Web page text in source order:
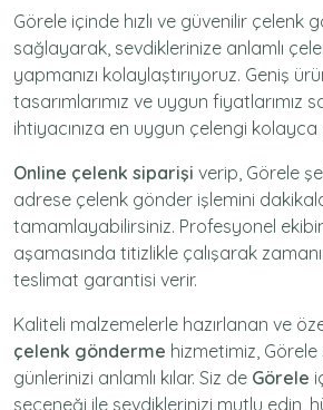
Görele içinde hızlı ve güvenilir çelenk
sağlayarak, sevdiklerinize anlamlı
yapmanızı kolaylaştırıyoruz. Geniş
tasarımlarımız ve uygun fiyatlarımız
ihtiyacınıza en uygun çelengi kolayca
Online çelenk siparişi verip, Görele
adrese çelenk gönder işlemini
tamamlayabilirsiniz. Profesyonel
aşamasında titizlikle çalışarak
teslimat garantisi verir.
Kaliteli malzemelerle hazırlanan ve
çelenk gönderme hizmetimiz, Görele
günlerinizi anlamlı kılar. Siz de Görele
seçeneği ile sevdiklerinizi mutlu edin,